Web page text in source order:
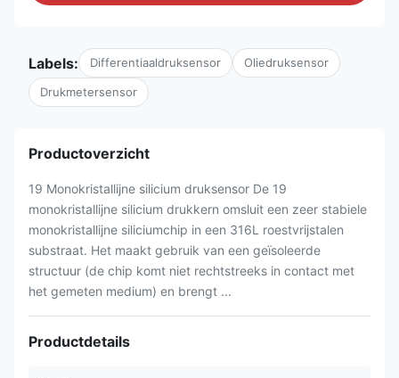
Labels: Differentiaaldruksensor Oliedruksensor
Drukmetersensor
Productoverzicht
19 Monokristallijne silicium druksensor De 19
monokristallijne silicium drukkern omsluit een zeer stabiele
monokristallijne siliciumchip in een 316L roestvrijstalen
substraat. Het maakt gebruik van een geïsoleerde
structuur (de chip komt niet rechtstreeks in contact met
het gemeten medium) en brengt ...
Productdetails